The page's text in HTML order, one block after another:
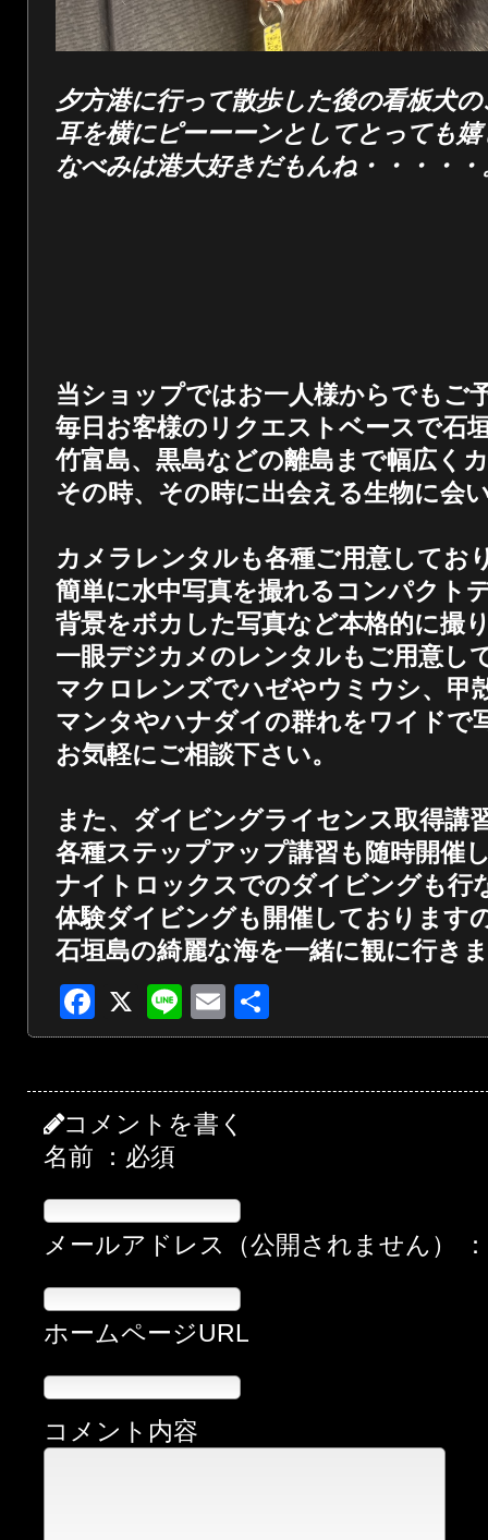
夕方港に行って散歩した後の看板犬
耳を横にピーーーンとしてとっても
なべみは港大好きだもんね・・・・・
当ショップではお一人様からでもご
毎日お客様のリクエストベースで石
竹富島、黒島などの離島まで幅広く
その時、その時に出会える生物に会
カメラレンタルも各種ご用意してお
簡単に水中写真を撮れるコンパクト
背景をボカした写真など本格的に撮
一眼デジカメのレンタルもご用意し
マクロレンズでハゼやウミウシ、甲
マンタやハナダイの群れをワイドで
お気軽にご相談下さい。
また、ダイビングライセンス取得講
各種ステップアップ講習も随時開催
ナイトロックスでのダイビングも行
体験ダイビングも開催しております
石垣島の綺麗な海を一緒に観に行き
Facebook
X LineEmail
有
コメントを書く
名前 ：必須
メールアドレス（公開されません）
ホームページURL
コメント内容